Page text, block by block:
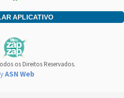
APLICATIVO
os Direitos Reservados.
ASN Web